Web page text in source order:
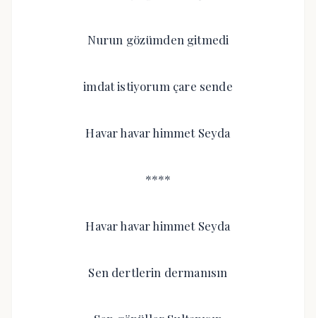
Nurun gözümden gitmedi
imdat istiyorum çare sende
Havar havar himmet Seyda
****
Havar havar himmet Seyda
Sen dertlerin dermanısın